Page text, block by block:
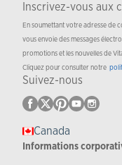
Inscrivez-vous aux
En soumettant votre adresse de
vous envoie des messages
promotions et les nouvelles de
Cliquez pour consulter notre
Suivez-nous
Canada
Informations